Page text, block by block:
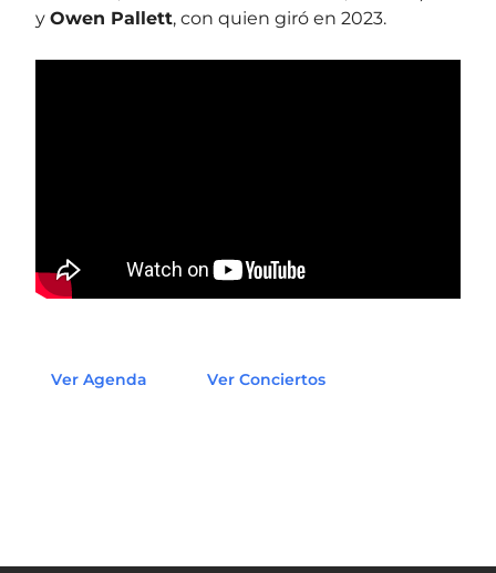
y Owen Pallett, con quien giró en 2023.
Ver Agenda Ver Conciertos